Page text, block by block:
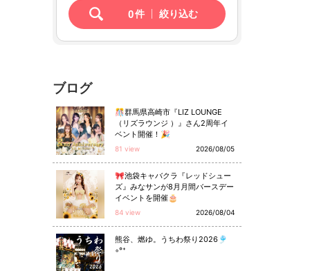
0件 絞り込む
ブログ
🎊群馬県高崎市『LIZ LOUNGE
（リズラウンジ ）』さん2周年イ
ベント開催！🎉
81 view 2026/08/05
🎀池袋キャバクラ『レッドシュー
ズ』みなサンが8月月間バースデー
イベントを開催🎂
84 view 2026/08/04
熊谷、燃ゆ。うちわ祭り2026🎐
◦°⁺